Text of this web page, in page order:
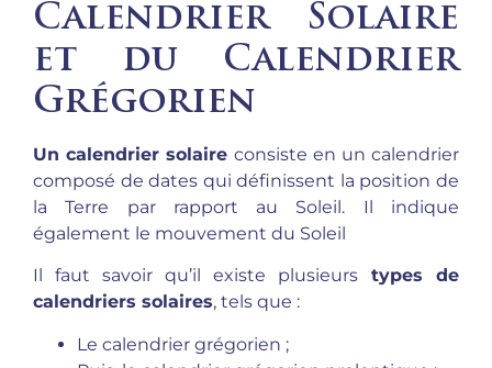
Calendrier Solaire
et du Calendrier
Grégorien
Un calendrier solaire consiste en un calendrier
composé de dates qui définissent la position de
la Terre par rapport au Soleil. Il indique
également le mouvement du Soleil
Il faut savoir qu’il existe plusieurs types de
calendriers solaires, tels que :
Le calendrier grégorien ;